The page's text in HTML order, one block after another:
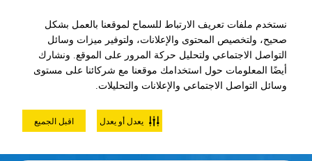
نستخدم ملفات تعريف الارتباط للسماح لموقعنا بالعمل بشكل
صحيح، ولتخصيص المحتوى والإعلانات، ولتوفير ميزات وسائل
التواصل الاجتماعي ولتحليل حركة المرور على الموقع. ونشارك
أيضًا المعلومات حول استخدامك موقعنا مع شركائنا على مستوى
وسائل التواصل الاجتماعي والإعلانات والتحليلات.
اقبل الجميع يعدل أو يعدل